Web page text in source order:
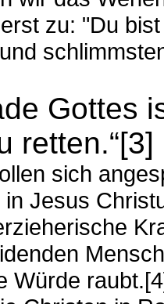
zu: "Du
Gottes
retten.“[3]
sich
Jesus
Würde